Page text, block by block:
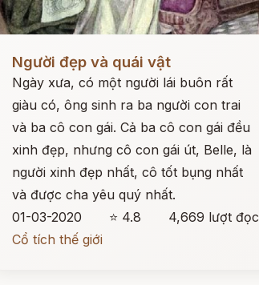
Người đẹp và quái vật
Ngày xưa, có một người lái buôn rất
giàu có, ông sinh ra ba người con trai
và ba cô con gái. Cả ba cô con gái đều
xinh đẹp, nhưng cô con gái út, Belle, là
người xinh đẹp nhất, cô tốt bụng nhất
và được cha yêu quý nhất.
01-03-2020
⭐ 4.8
4,669 lượt đọc
Cổ tích thế giới